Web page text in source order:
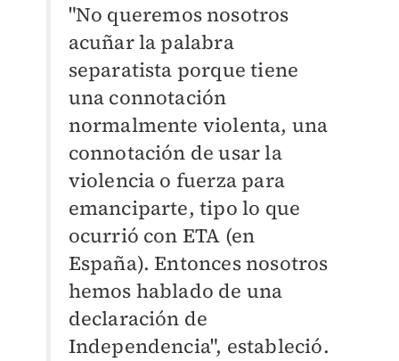
"No queremos nosotros
acuñar la palabra
separatista porque tiene
una connotación
normalmente violenta, una
connotación de usar la
violencia o fuerza para
emanciparte, tipo lo que
ocurrió con ETA (en
España). Entonces nosotros
hemos hablado de una
declaración de
Independencia", estableció.